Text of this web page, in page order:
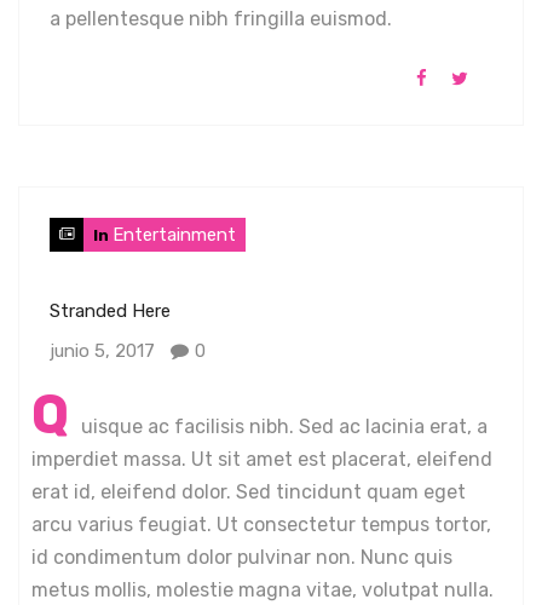
a pellentesque nibh fringilla euismod.
In Entertainment
Stranded Here
junio 5, 2017
0
Q
uisque ac facilisis nibh. Sed ac lacinia erat, a
imperdiet massa. Ut sit amet est placerat, eleifend
erat id, eleifend dolor. Sed tincidunt quam eget
arcu varius feugiat. Ut consectetur tempus tortor,
id condimentum dolor pulvinar non. Nunc quis
metus mollis, molestie magna vitae, volutpat nulla.